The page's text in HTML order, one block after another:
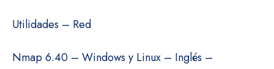
Utilidades – Red
Nmap 6.40 – Windows y Linux – Inglés –